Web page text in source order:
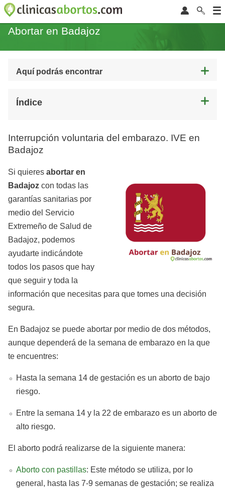
Abortar en Badajoz
Aquí podrás encontrar
Índice
Interrupción voluntaria del embarazo. IVE en
Badajoz
Si quieres abortar en
Badajoz con todas las
garantías sanitarias por
medio del Servicio
Extremeño de Salud de
Badajoz, podemos
ayudarte indicándote
todos los pasos que hay
que seguir y toda la
información que necesitas para que tomes una decisión
segura.
En Badajoz se puede abortar por medio de dos métodos,
aunque dependerá de la semana de embarazo en la que
te encuentres:
Hasta la semana 14 de gestación es un aborto de bajo
riesgo.
Entre la semana 14 y la 22 de embarazo es un aborto de
alto riesgo.
El aborto podrá realizarse de la siguiente manera:
Aborto con pastillas: Este método se utiliza, por lo
general, hasta las 7-9 semanas de gestación; se realiza